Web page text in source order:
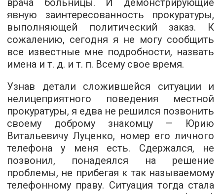
врача больницы. И демонстрирующие
явную заинтересованность прокуратуры,
выполняющей политический заказ. К
сожалению, сегодня я не могу сообщить
все известные мне подробности, назвать
имена и т. д. и т. п. Всему свое время.
Узнав детали сложившейся ситуации и
нелицеприятного поведения местной
прокуратуры, я едва не решился позвонить
своему доброму знакомцу — Юрию
Витальевичу Луценко, номер его личного
телефона у меня есть. Сдержался, не
позвонил, понадеялся на решение
проблемы, не прибегая к так называемому
телефонному праву. Ситуация тогда стала